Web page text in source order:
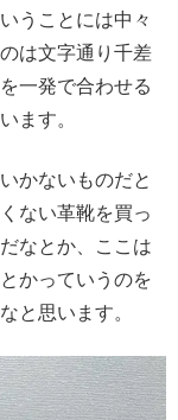
うことには中々
は文字通り千差
一発で合わせる
ます。
かないものだと
ない革靴を買っ
なとか、ここは
かっていうのを
と思います。